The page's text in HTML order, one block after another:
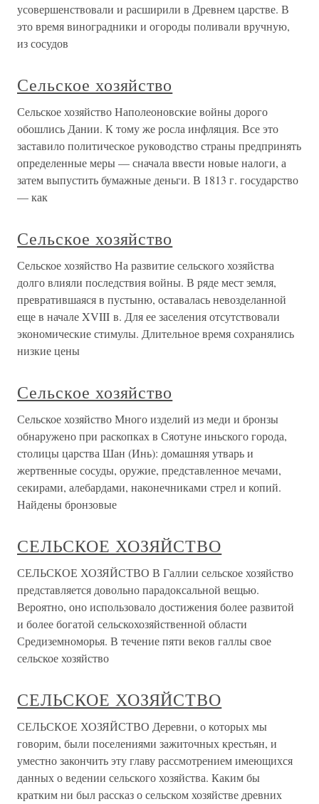
усовершенствовали и расширили в Древнем царстве. В
это время виноградники и огороды поливали вручную,
из сосудов
Сельское хозяйство
Сельское хозяйство Наполеоновские войны дорого
обошлись Дании. К тому же росла инфляция. Все это
заставило политическое руководство страны предпринять
определенные меры — сначала ввести новые налоги, а
затем выпустить бумажные деньги. В 1813 г. государство
— как
Сельское хозяйство
Сельское хозяйство На развитие сельского хозяйства
долго влияли последствия войны. В ряде мест земля,
превратившаяся в пустыню, оставалась невозделанной
еще в начале XVIII в. Для ее заселения отсутствовали
экономические стимулы. Длительное время сохранялись
низкие цены
Сельское хозяйство
Сельское хозяйство Много изделий из меди и бронзы
обнаружено при раскопках в Сяотуне иньского города,
столицы царства Шан (Инь): домашняя утварь и
жертвенные сосуды, оружие, представленное мечами,
секирами, алебардами, наконечниками стрел и копий.
Найдены бронзовые
СЕЛЬСКОЕ ХОЗЯЙСТВО
СЕЛЬСКОЕ ХОЗЯЙСТВО В Галлии сельское хозяйство
представляется довольно парадоксальной вещью.
Вероятно, оно использовало достижения более развитой
и более богатой сельскохозяйственной области
Средиземноморья. В течение пяти веков галлы свое
сельское хозяйство
СЕЛЬСКОЕ ХОЗЯЙСТВО
СЕЛЬСКОЕ ХОЗЯЙСТВО Деревни, о которых мы
говорим, были поселениями зажиточных крестьян, и
уместно закончить эту главу рассмотрением имеющихся
данных о ведении сельского хозяйства. Каким бы
кратким ни был рассказ о сельском хозяйстве древних